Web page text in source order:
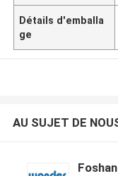
Détails d'emballa
ge
AU SUJET DE